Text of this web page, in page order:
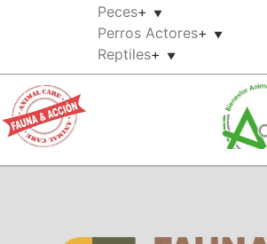
Peces+
Perros Actores+
Reptiles+